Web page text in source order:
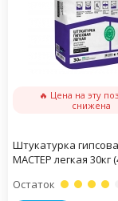
🔥 Цена на эту
снижена
Штукатурка
МАСТЕР легкая 30кг
Остаток